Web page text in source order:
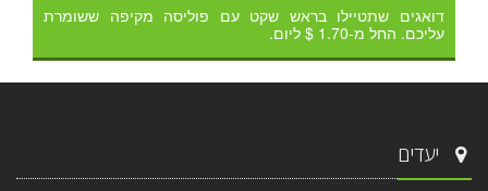
דואגים שתטיילו בראש שקט עם פוליסה מקיפה ששומרת
עליכם. החל מ-1.70 $ ליום.
יעדים